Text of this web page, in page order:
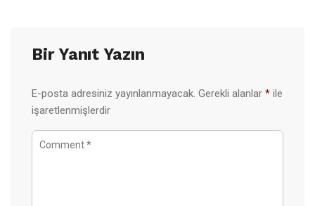
Bir Yanıt Yazın
E-posta adresiniz yayınlanmayacak. Gerekli alanlar * ile
işaretlenmişlerdir